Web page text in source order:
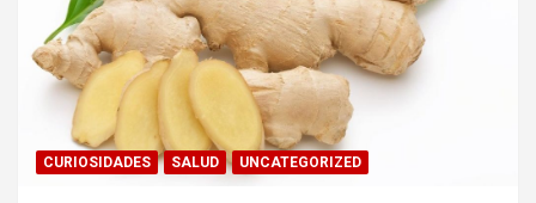
CURIOSIDADES SALUD UNCATEGORIZED